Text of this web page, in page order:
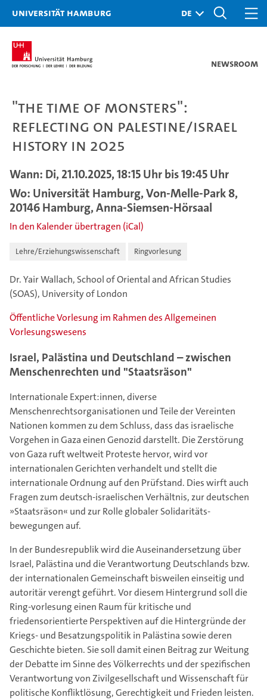
Universität Hamburg
Newsroom
"The time of monsters":
reflecting on Palestine/Israel
history in 2025
Wann: Di, 21.10.2025, 18:15 Uhr bis 19:45 Uhr
Wo: Universität Hamburg, Von-Melle-Park 8,
20146 Hamburg, Anna-Siemsen-Hörsaal
In den Kalender übertragen (iCal)
Lehre/Erziehungswissenschaft Ringvorlesung
Dr. Yair Wallach, School of Oriental and African Studies
(SOAS), University of London
Öffentliche Vorlesung im Rahmen des Allgemeinen
Vorlesungswesens
Israel, Palästina und Deutschland – zwischen
Menschenrechten und "Staatsräson"
Internationale Expert:innen, diverse
Menschenrechtsorganisationen und Teile der Vereinten
Nationen kommen zu dem Schluss, dass das israelische
Vorgehen in Gaza einen Genozid darstellt. Die Zerstörung
von Gaza ruft weltweit Proteste hervor, wird vor
internationalen Gerichten verhandelt und stellt die
internationale Ordnung auf den Prüfstand. Dies wirft auch
Fragen zum deutsch-israelischen Verhältnis, zur deutschen
»Staatsräson« und zur Rolle globaler Solidaritäts-
bewegungen auf.
In der Bundesrepublik wird die Auseinandersetzung über
Israel, Palästina und die Verantwortung Deutschlands bzw.
der internationalen Gemeinschaft bisweilen einseitig und
autoritär verengt geführt. Vor diesem Hintergrund soll die
Ring-vorlesung einen Raum für kritische und
friedensorientierte Perspektiven auf die Hintergründe der
Kriegs- und Besatzungspolitik in Palästina sowie deren
Geschichte bieten. Sie soll damit einen Beitrag zur Weitung
der Debatte im Sinne des Völkerrechts und der spezifischen
Verantwortung von Zivilgesellschaft und Wissenschaft für
politische Konfliktlösung, Gerechtigkeit und Frieden leisten.